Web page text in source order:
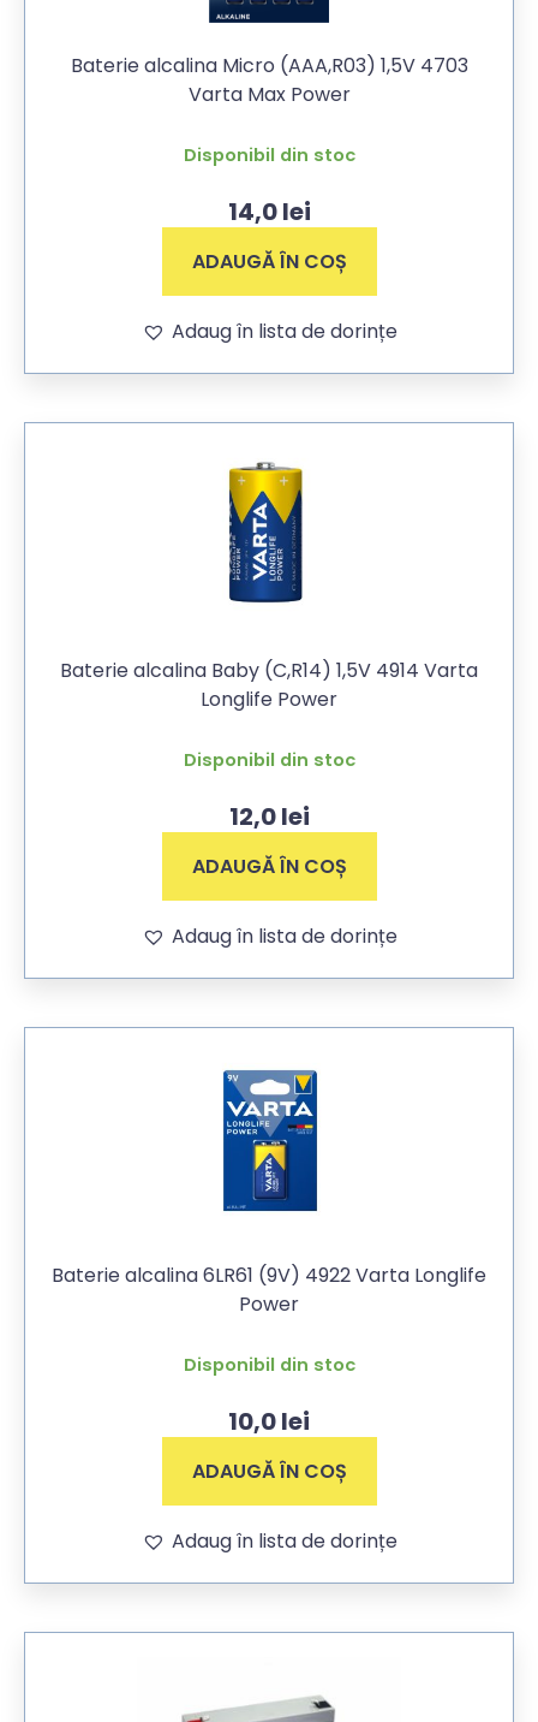
Baterie alcalina Micro (AAA,R03) 1,5V 4703
Varta Max Power
Disponibil din stoc
14,0lei
ADAUGĂ ÎN COȘ
Adaug în lista de dorințe
Baterie alcalina Baby (C,R14) 1,5V 4914 Varta
Longlife Power
Disponibil din stoc
12,0lei
ADAUGĂ ÎN COȘ
Adaug în lista de dorințe
Baterie alcalina 6LR61 (9V) 4922 Varta Longlife
Power
Disponibil din stoc
10,0lei
ADAUGĂ ÎN COȘ
Adaug în lista de dorințe